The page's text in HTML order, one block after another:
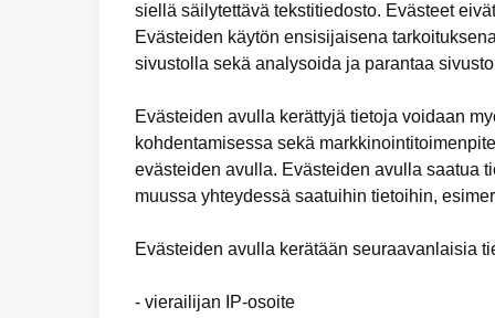
siellä säilytettävä tekstitiedosto. Evästeet
Evästeiden käytön ensisijaisena
sivustolla sekä analysoida ja parantaa
Evästeiden avulla kerättyjä tietoja voidaan
kohdentamisessa sekä
evästeiden avulla. Evästeiden avulla saatua
muussa yhteydessä saatuihin tietoihin,
Evästeiden avulla kerätään seuraavanlaisia
- vierailijan IP-osoite